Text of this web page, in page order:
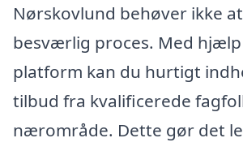
Nørskovlund behøver ikke
besværlig proces. Med
platform kan du hurtigt
tilbud fra kvalificerede
nærområde. Dette gør det